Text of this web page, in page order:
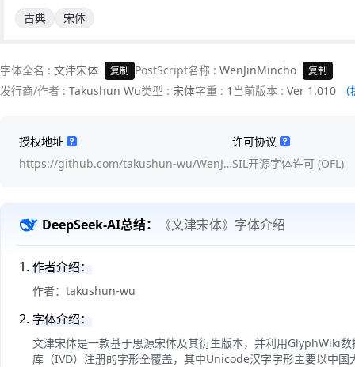
古典 宋体
字体全名 : 文津宋体 复制 PostScript名称 : WenJinMincho 复制
发行商/作者 : Takushun Wu类型 : 宋体字重 : 1 当前版本 : Ver 1.010
授权地址
https://github.com/takushun-wu/WenJ…
许可协议
SIL开源字体许可 (OFL)
DeepSeek-AI总结： 《文津宋体》字体介绍
作者介绍：
作者：takushun-wu
字体介绍：
文津宋体是一款基于思源宋体及其衍生版本，并利用GlyphWiki
库（IVD）注册的字形全覆盖，其中Unicode汉字字形主要以中